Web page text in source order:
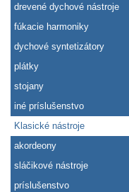
drevené dychové nástroje
fúkacie harmoniky
dychové syntetizátory
plátky
stojany
iné príslušenstvo
Klasické nástroje
akordeony
sláčikové nástroje
príslušenstvo